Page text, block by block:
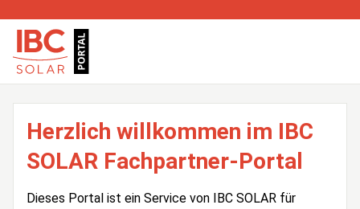
Herzlich willkommen im IBC
SOLAR Fachpartner-Portal
Dieses Portal ist ein Service von IBC SOLAR für